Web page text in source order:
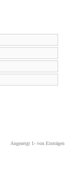
Angezeigt 1- von Einträgen